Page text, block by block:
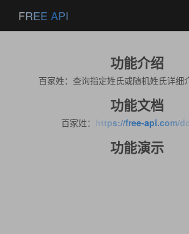
FREE API
功能介绍
百家姓：查询指定姓氏或随机姓氏详细
功能文档
百家姓： https://free-api.com/
功能演示